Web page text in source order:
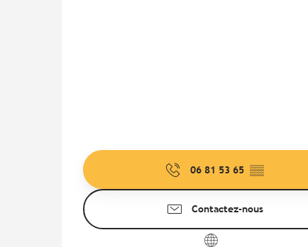
06 81 53 65 ▒▒
Contactez-nous